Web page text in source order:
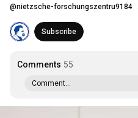
@nietzsche-forschungszentru9184
Subscribe
Comments 55
Comment...